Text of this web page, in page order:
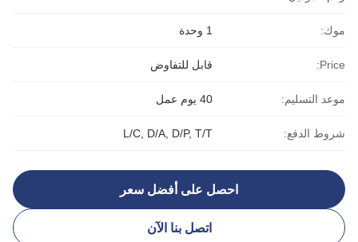
موك: 1 وحدة
Price: قابل للتفاوض
موعد التسليم: 40 يوم عمل
شروط الدفع: L/C, D/A, D/P, T/T
احصل على أفضل سعر
اتصل بنا الآن